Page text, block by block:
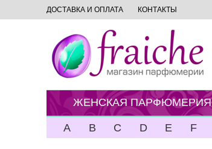
ДОСТАВКА И ОПЛАТА КОНТАКТЫ
ЖЕНСКАЯ ПАРФЮМЕРИЯ
A B C D E F